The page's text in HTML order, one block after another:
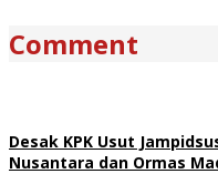
Comment
Desak KPK Usut
Nusantara dan Ormas